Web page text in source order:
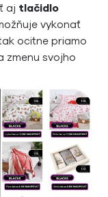
aj tlačidlo
vykonať
ocitne priamo
zmenu svojho